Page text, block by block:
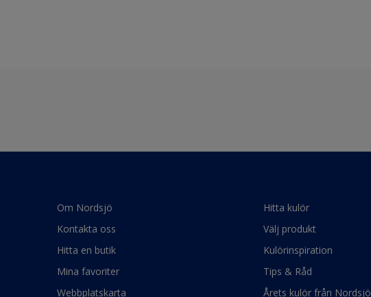
Om Nordsjö
Kontakta oss
Hitta en butik
Mina favoriter
Webbplatskarta
Hitta kulör
Välj produkt
Kulörinspiration
Tips & Råd
Årets kulör från Nordsjö